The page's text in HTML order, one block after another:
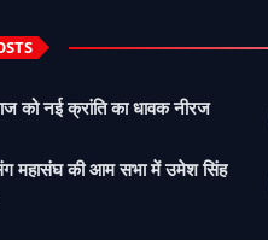
को नई क्रांति का धावक नीरज
महासंघ की आम सभा में उमेश सिंह